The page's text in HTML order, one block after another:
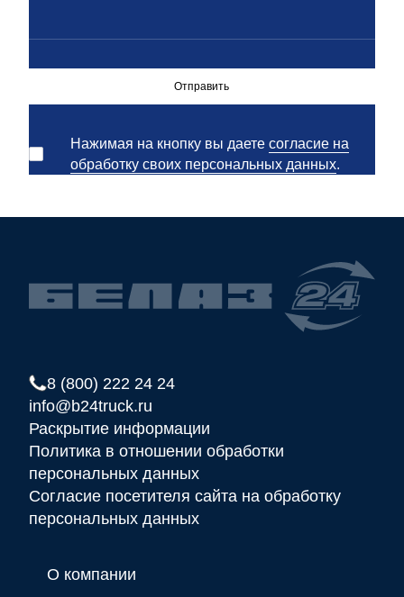
Отправить
Нажимая на кнопку вы даете согласие на
обработку своих персональных данных.
8 (800) 222 24 24
info@b24truck.ru
Раскрытие информации
Политика в отношении обработки
персональных данных
Согласие посетителя сайта на обработку
персональных данных
О компании